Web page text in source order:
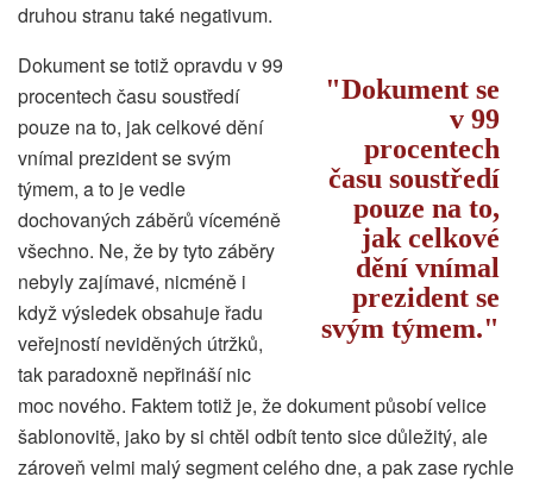
druhou stranu také negativum.
Dokument se
v 99
procentech
času soustředí
pouze na to,
jak celkové
dění vnímal
prezident se
svým týmem.
Dokument se totiž opravdu v 99
procentech času soustředí
pouze na to, jak celkové dění
vnímal prezident se svým
týmem, a to je vedle
dochovaných záběrů víceméně
všechno. Ne, že by tyto záběry
nebyly zajímavé, nicméně i
když výsledek obsahuje řadu
veřejností neviděných útržků,
tak paradoxně nepřináší nic
moc nového. Faktem totiž je, že dokument působí velice
šablonovitě, jako by si chtěl odbít tento sice důležitý, ale
zároveň velmi malý segment celého dne, a pak zase rychle